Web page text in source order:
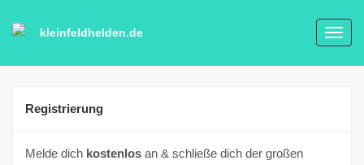
kleinfeldhelden.de
Registrierung
Melde dich kostenlos an & schließe dich der großen